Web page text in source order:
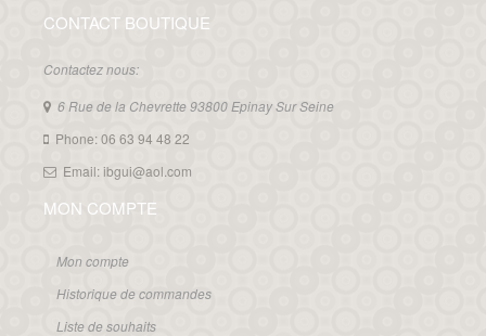
CONTACT BOUTIQUE
Contactez nous:
6 Rue de la Chevrette 93800 Epinay Sur Seine
Phone: 06 63 94 48 22
Email: ibgui@aol.com
MON COMPTE
Mon compte
Historique de commandes
Liste de souhaits